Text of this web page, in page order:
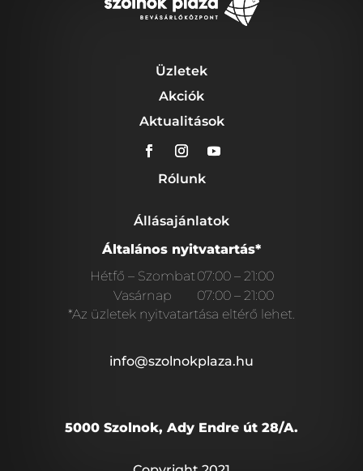
Üzletek
Akciók
Aktualitások
Rólunk
Állásajánlatok
Általános nyitvatartás*
Hétfő – Szombat 07:00 – 21:00
Vasárnap
07:00 – 21:00
*Az üzletek nyitvatartása eltérő lehet.
info@szolnokplaza.hu
5000 Szolnok, Ady Endre út 28/A.